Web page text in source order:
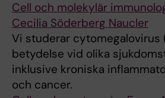
Cell och molekylär
Cecilia Söderberg Naucler
Vi studerar cytomegalovirus
betydelse vid olika
inklusive kroniska
och cancer.